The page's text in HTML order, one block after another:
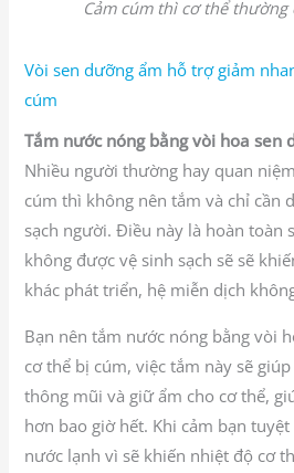
Cảm cúm thì cơ thể
Vòi sen dưỡng ẩm hỗ trợ giảm
cúm
Tắm nước nóng bằng vòi hoa sen
Nhiều người thường hay quan
cúm thì không nên tắm và chỉ cần
sạch người. Điều này là hoàn toàn
không được vệ sinh sạch sẽ sẽ
khác phát triển, hệ miễn dịch
Bạn nên tắm nước nóng bằng vòi
cơ thể bị cúm, việc tắm này sẽ
thông mũi và giữ ẩm cho cơ thể,
hơn bao giờ hết. Khi cảm bạn
nước lạnh vì sẽ khiến nhiệt độ cơ